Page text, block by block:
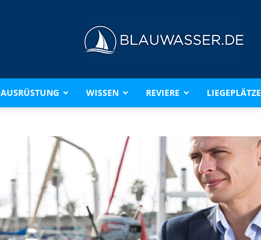
BLAUWASSER.DE
AUSRÜSTUNG WISSEN REVIERE LIEGEPLÄTZE